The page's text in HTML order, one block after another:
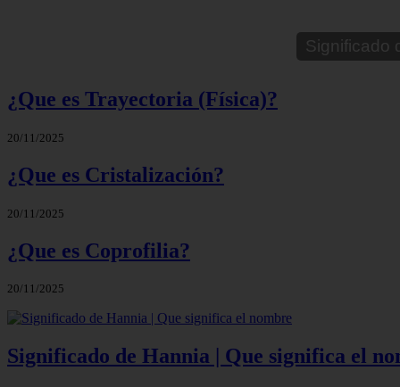
¿Que es Trayectoria (Física)?
20/11/2025
¿Que es Cristalización?
20/11/2025
¿Que es Coprofilia?
20/11/2025
Significado de Hannia | Que significa el